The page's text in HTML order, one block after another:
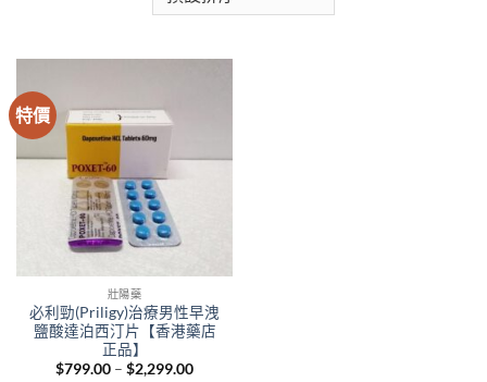
特價
壯陽藥
必利勁(Priligy)治療男性早洩
鹽酸達泊西汀片【香港藥店
正品】
$799.00 – $2,299.00Price